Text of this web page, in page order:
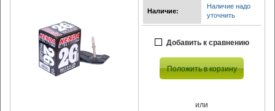
Наличие:
Наличие надо
уточнить
Добавить к сравнению
Положить в корзину
или